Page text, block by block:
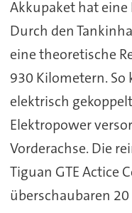
Akkupaket hat eine
Durch den
eine theoretische
930 Kilometern.
elektrisch
Elektropower
Vorderachse. Die
Tiguan GTE Actice
überschaubaren